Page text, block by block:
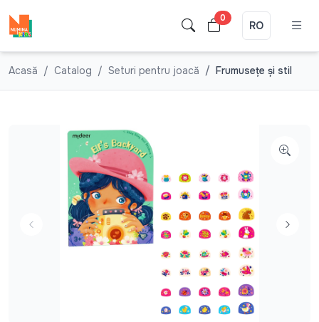
0
RO
Acasă Catalog Seturi pentru joacă Frumuseţe şi stil